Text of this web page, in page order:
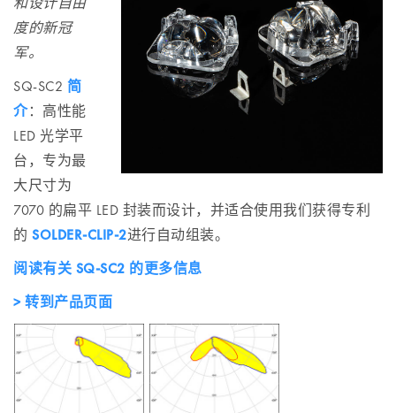
度的新冠
军。
SQ-SC2 简
介：高性能
LED 光学平
台，专为最
大尺寸为
7070 的扁平 LED 封装而设计，并适合使用我们获得专利
的 SOLDER-CLIP-2进行自动组装。
阅读有关 SQ-SC2 的更多信息
> 转到产品页面